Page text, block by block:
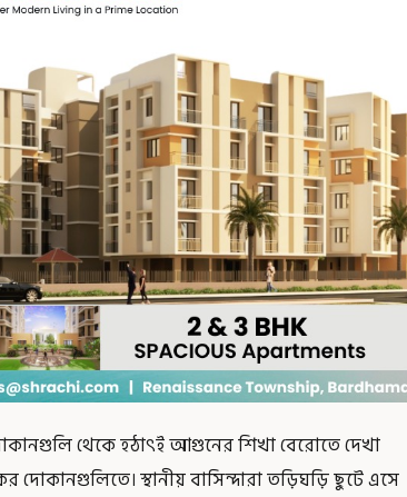
থেকে হঠাৎই আগুনের শিখা বেরোতে দেখা
দোকানগুলিতে। স্থানীয় বাসিন্দারা তড়িঘড়ি ছুটে এসে